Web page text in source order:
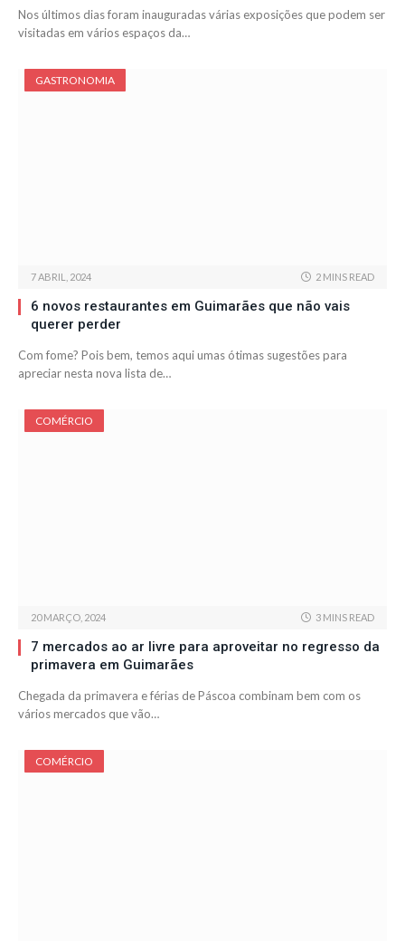
Nos últimos dias foram inauguradas várias exposições que podem ser
visitadas em vários espaços da…
GASTRONOMIA
7 ABRIL, 2024 2 MINS READ
6 novos restaurantes em Guimarães que não vais
querer perder
Com fome? Pois bem, temos aqui umas ótimas sugestões para
apreciar nesta nova lista de…
COMÉRCIO
20 MARÇO, 2024 3 MINS READ
7 mercados ao ar livre para aproveitar no regresso da
primavera em Guimarães
Chegada da primavera e férias de Páscoa combinam bem com os
vários mercados que vão…
COMÉRCIO